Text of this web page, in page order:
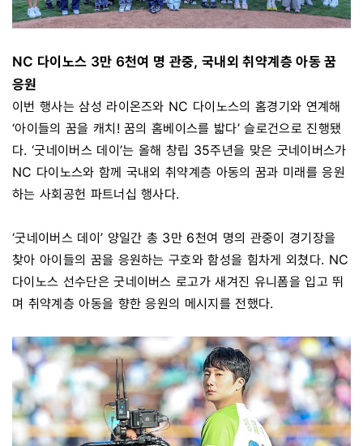
NC 다이노스 3만 6천여 명 관중, 국내외 취약계층 아동 꿈
응원
이번 행사는 삼성 라이온즈와 NC 다이노스의 홈경기와 연계해
‘아이들의 꿈을 캐치! 꿈의 홈베이스를 밟다’ 슬로건으로 진행됐
다. ‘굿네이버스 데이’는 올해 창립 35주년을 맞은 굿네이버스가
NC 다이노스와 함께 국내외 취약계층 아동의 꿈과 미래를 응원
하는 사회공헌 파트너십 행사다.
‘굿네이버스 데이’ 양일간 총 3만 6천여 명의 관중이 경기장을
찾아 아이들의 꿈을 응원하는 구호와 함성을 힘차게 외쳤다. NC
다이노스 선수단은 굿네이버스 로고가 새겨진 유니폼을 입고 뛰
며 취약계층 아동을 향한 응원의 메시지를 전했다.